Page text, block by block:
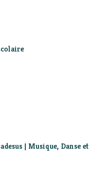
| Musique, Danse et